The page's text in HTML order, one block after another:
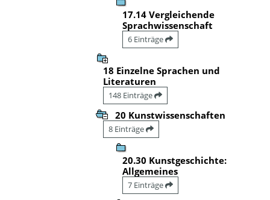
17.14 Vergleichende
Sprachwissenschaft
6 Einträge
18 Einzelne Sprachen und
Literaturen
148 Einträge
20 Kunstwissenschaften
8 Einträge
20.30 Kunstgeschichte:
Allgemeines
7 Einträge